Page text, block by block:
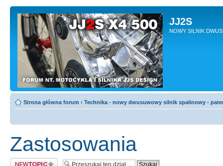
JJ2S
NOWY SILNIK
Strona główna forum ‹ Technika - nowy dwusuwowy silnik spalinowy -
Zastosowania
Napisz wątek